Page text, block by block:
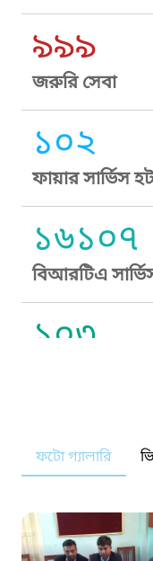
৯৯৯
জরুরি সেবা
১০২
ফায়ার সার্ভিস
১৬১০৭
বিআরটিএ
১০৩
নারী ও শিশু
১০৬
ফটো গ্যালারি